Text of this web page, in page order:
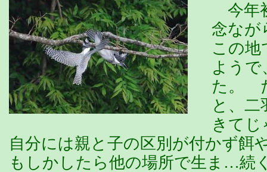
今年
念なが
この地
ようで
た。
と、二
きて
自分には親と子の区別が付かず餌
もしかしたら他の場所で生ま…続